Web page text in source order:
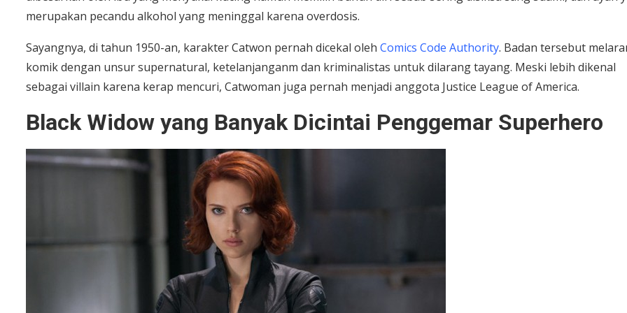
merupakan pecandu alkohol yang meninggal karena overdosis.
Sayangnya, di tahun 1950-an, karakter Catwon pernah dicekal oleh Comics Code Authority. Badan tersebut
komik dengan unsur supernatural, ketelanjanganm dan kriminalistas untuk dilarang tayang. Meski lebih dikenal
sebagai villain karena kerap mencuri, Catwoman juga pernah menjadi anggota Justice League of America.
Black Widow yang Banyak Dicintai Penggemar Superhero